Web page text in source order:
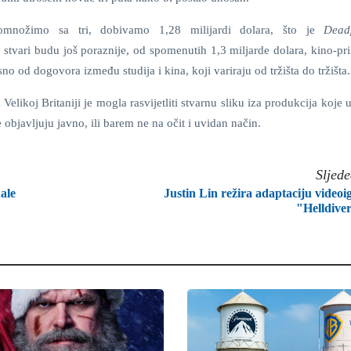
sa tri, dobivamo 1,28 milijardi dolara, što je
budu još poraznije, od spomenutih 1,3 miljarde dolara, kino-
od dogovora između studija i kina, koji variraju od tržišta do tržišta.
Velikoj Britaniji je mogla rasvijetliti stvarnu sliku iza produkcija koje
javno, ili barem ne na očit i uvidan način.
Justin Lin režira adaptaciju